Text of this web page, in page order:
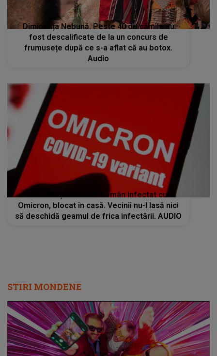
Dimineața Nebună. Peste 40 de cămile au
fost descalificate de la un concurs de
frumusețe după ce s-a aflat că au botox.
Audio
Dimineața Nebună. Român infectat cu
Omicron, blocat în casă. Vecinii nu-l lasă nici
să deschidă geamul de frica infectării. AUDIO
STIRI MONDENE